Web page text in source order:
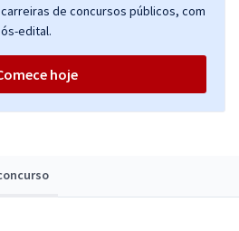
de concursos públicos, com
edital.
hoje